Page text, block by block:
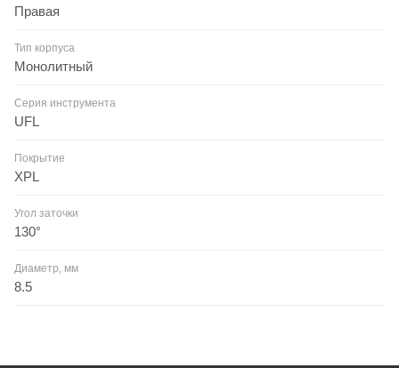
Правая
Тип корпуса
Монолитный
Серия инструмента
UFL
Покрытие
XPL
Угол заточки
130°
Диаметр, мм
8.5